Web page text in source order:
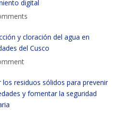
digital
y cloración del agua en
del Cusco
los residuos sólidos para prevenir
y fomentar la seguridad